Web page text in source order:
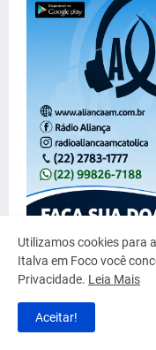
Utilizamos cookies para
Italva em Foco você
Privacidade. Leia Mais
Aceitar!